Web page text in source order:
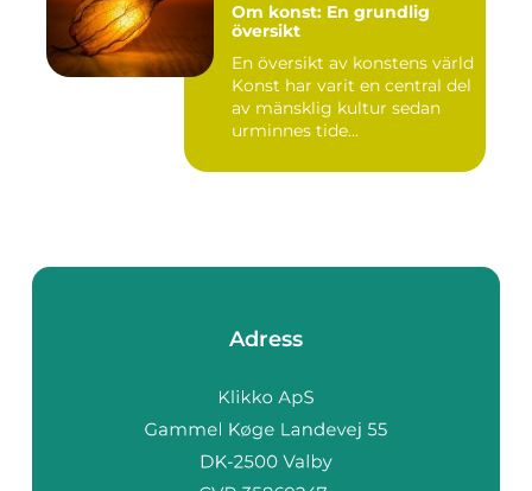
Om konst: En grundlig
översikt
En översikt av konstens värld
Konst har varit en central del
av mänsklig kultur sedan
urminnes tide...
Adress